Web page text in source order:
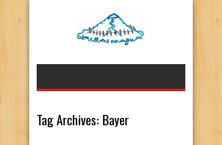
Tag Archives: Bayer